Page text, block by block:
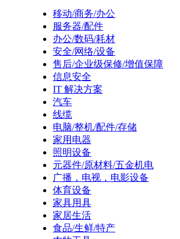
移动/商务/办公
服务器/配件
办公/数码/耗材
安全/网络/设备
售后/企业级保修/增值保障
信息安全
IT 解决方案
汽车
线缆
电脑/整机/配件/存储
家用电器
照明设备
元器件/原材料/五金机电
广播，电视，电影设备
体育设备
家具用具
家居生活
食品/生鲜/特产